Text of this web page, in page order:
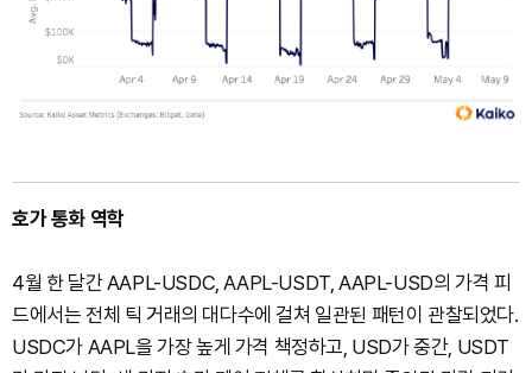
호가 통화 역학
4월 한 달간 AAPL-USDC, AAPL-USDT, AAPL-USD의 가격 피
드에서는 전체 틱 거래의 대다수에 걸쳐 일관된 패턴이 관찰되었다.
USDC가 AAPL을 가장 높게 가격 책정하고, USD가 중간, USDT